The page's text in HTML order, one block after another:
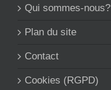
Qui sommes-nous?
Plan du site
Contact
Cookies (RGPD)